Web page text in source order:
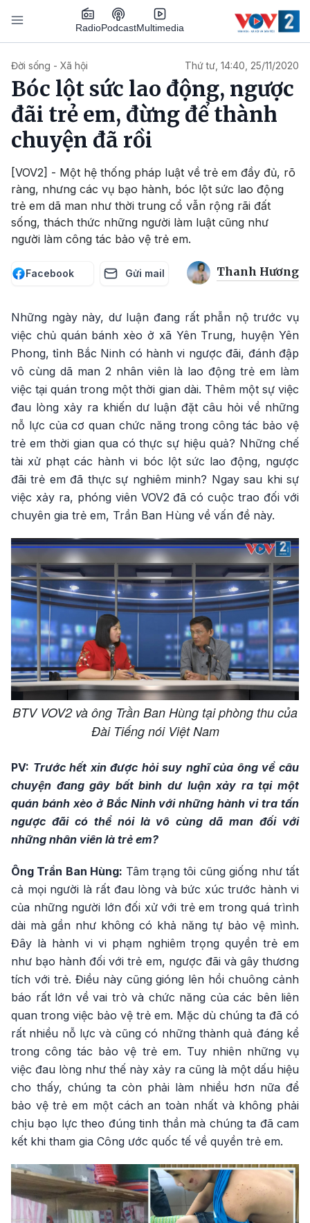
Nhảy đến nội dung
RadioPodcastMultimedia
Đời sống - Xã hội Thứ tư, 14:40, 25/11/2020
Bóc lột sức lao động, ngược
đãi trẻ em, đừng để thành
chuyện đã rồi
[VOV2] - Một hệ thống pháp luật về trẻ em đầy đủ, rõ
ràng, nhưng các vụ bạo hành, bóc lột sức lao động
trẻ em dã man như thời trung cổ vẫn rộng rãi đất
sống, thách thức những người làm luật cũng như
người làm công tác bảo vệ trẻ em.
Facebook Gửi mail Thanh Hương
Những ngày này, dư luận đang rất phẫn nộ trước vụ
việc chủ quán bánh xèo ở xã Yên Trung, huyện Yên
Phong, tỉnh Bắc Ninh có hành vi ngược đãi, đánh đập
vô cùng dã man 2 nhân viên là lao động trẻ em làm
việc tại quán trong một thời gian dài. Thêm một sự việc
đau lòng xảy ra khiến dư luận đặt câu hỏi về những
nỗ lực của cơ quan chức năng trong công tác bảo vệ
trẻ em thời gian qua có thực sự hiệu quả? Những chế
tài xử phạt các hành vi bóc lột sức lao động, ngược
đãi trẻ em đã thực sự nghiêm minh? Ngay sau khi sự
việc xảy ra, phóng viên VOV2 đã có cuộc trao đối với
chuyên gia trẻ em, Trần Ban Hùng về vấn đề này.
BTV VOV2 và ông Trần Ban Hùng tại phòng thu của
Đài Tiếng nói Việt Nam
PV: Trước hết xin được hỏi suy nghĩ của ông về câu
chuyện đang gây bất bình dư luận xảy ra tại một
quán bánh xèo ở Bắc Ninh với những hành vi tra tấn
ngược đãi có thể nói là vô cùng dã man đối với
những nhân viên là trẻ em?
Ông Trần Ban Hùng: Tâm trạng tôi cũng giống như tất
cả mọi người là rất đau lòng và bức xúc trước hành vi
của những người lớn đối xử với trẻ em trong quá trình
dài mà gần như không có khả năng tự bảo vệ mình.
Đây là hành vi vi phạm nghiêm trọng quyền trẻ em
như bạo hành đối với trẻ em, ngược đãi và gây thương
tích với trẻ. Điều này cũng gióng lên hồi chuông cảnh
báo rất lớn về vai trò và chức năng của các bên liên
quan trong việc bảo vệ trẻ em. Mặc dù chúng ta đã có
rất nhiều nỗ lực và cũng có những thành quả đáng kể
trong công tác bảo vệ trẻ em. Tuy nhiên những vụ
việc đau lòng như thế này xảy ra cũng là một dấu hiệu
cho thấy, chúng ta còn phải làm nhiều hơn nữa để
bảo vệ trẻ em một cách an toàn nhất và không phải
chịu bạo lực theo đúng tinh thần mà chúng ta đã cam
kết khi tham gia Công ước quốc tế về quyền trẻ em.